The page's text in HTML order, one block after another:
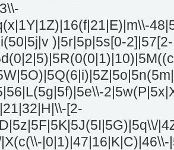
)|5r|5p|5s[0-2]|57[2-
[2-
|0|1)|47|16|K|C)|46\\-